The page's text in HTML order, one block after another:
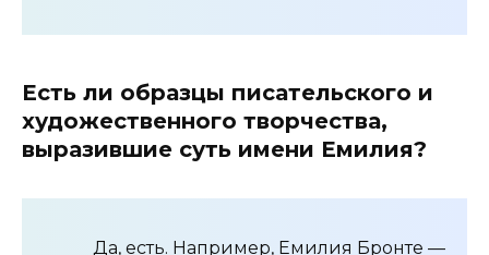
Есть ли образцы писательского и
художественного творчества,
выразившие суть имени Емилия?
Да, есть. Например, Емилия Бронте —